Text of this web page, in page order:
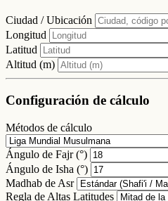
Ciudad / Ubicación
Longitud
Latitud
Altitud (m)
Configuración de cálculo
Métodos de cálculo
Ángulo de Fajr (°)
Ángulo de Isha (°)
Madhab de Asr
Regla de Altas Latitudes